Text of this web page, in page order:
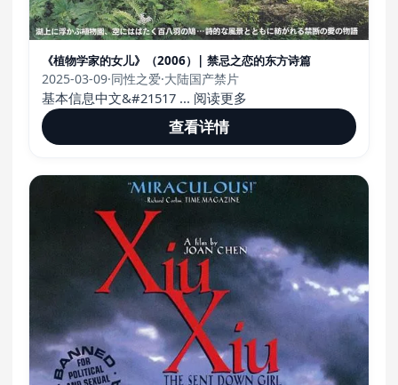
《植物学家的女儿》（2006）| 禁忌之恋的东方诗篇
2025-03-09·同性之爱·大陆国产禁片
基本信息中文&#21517 ... 阅读更多
查看详情